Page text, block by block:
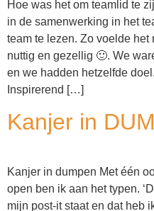
Hoe was het om teamlid te
in de samenwerking in het
team te lezen. Zo voelde
nuttig en gezellig 🙂. We
en we hadden hetzelfde
Inspirerend […]
Kanjer in
Kanjer in dumpen Met één
open ben ik aan het typen.
mijn post-it staat en dat heb